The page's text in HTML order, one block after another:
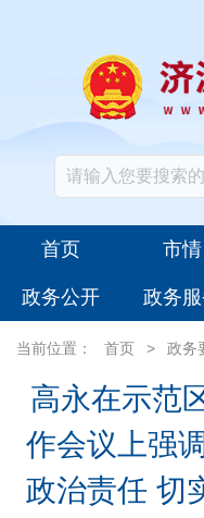
首页 市情
政务公开 政务
当前位置： 首页 > 政务
高永在示范
作会议上强
政治责任 切